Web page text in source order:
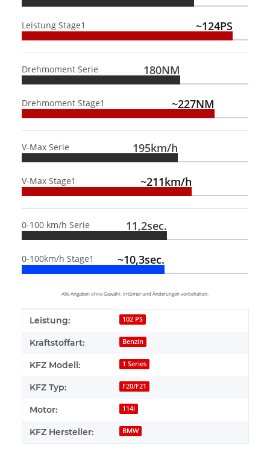
Leistung Stage1 ~124PS
Drehmoment Serie 180NM
Drehmoment Stage1 ~227NM
V-Max Serie 195km/h
V-Max Stage1 ~211km/h
0-100 km/h Serie 11,2sec.
0-100km/h Stage1 ~10,3sec.
Alle Angaben ohne Gewähr, Irrtümer und Änderungen vorbehalten.
Produkteigenschaft
Wert
Leistung: 102 PS
Kraftstoffart: Benzin
KFZ Modell: 1 Series
KFZ Typ: F20/F21
Motor: 114i
KFZ Hersteller: BMW